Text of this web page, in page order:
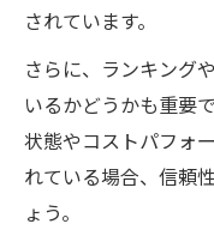
されています。
さらに、ランキング
いるかどうかも重要
状態やコストパフォ
れている場合、信頼
ょう。